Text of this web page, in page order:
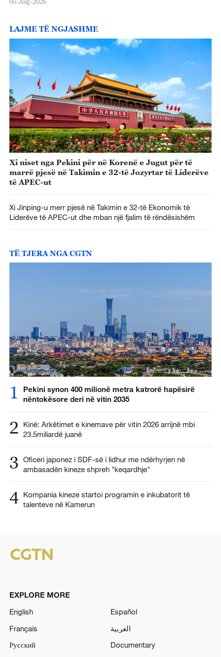
LAJME TË NGJASHME
Xi niset nga Pekini për në Korenë e Jugut për të
marrë pjesë në Takimin e 32-të Jozyrtar të Liderëve
të APEC-ut
Xi Jinping-u merr pjesë në Takimin e 32-të Ekonomik të
Liderëve të APEC-ut dhe mban një fjalim të rëndësishëm
TË TJERA NGA CGTN
1
Pekini synon 400 milionë metra katrorë hapësirë ​​
nëntokësore deri në vitin 2035
2
Kinë: Arkëtimet e kinemave për vitin 2026 arrijnë mbi
23.5miliardë juanë
3 Oficeri japonez i SDF-së i lidhur me ndërhyrjen në
ambasadën kineze shpreh "keqardhje"
4 Kompania kineze startoi programin e inkubatorit të
talenteve në Kamerun
EXPLORE MORE
English
Español
Français
العربية
Русский
Documentary